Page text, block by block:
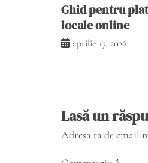
Ghid pentru
locale online
aprilie 17, 2026
Lasă un
Adresa ta de email